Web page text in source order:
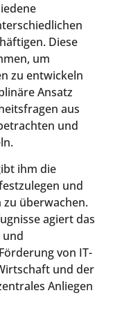
Diese
um
zu entwickeln
Ansatz
aus
und
ihm die
und
überwachen.
agiert das
und
von IT-
und der
Anliegen